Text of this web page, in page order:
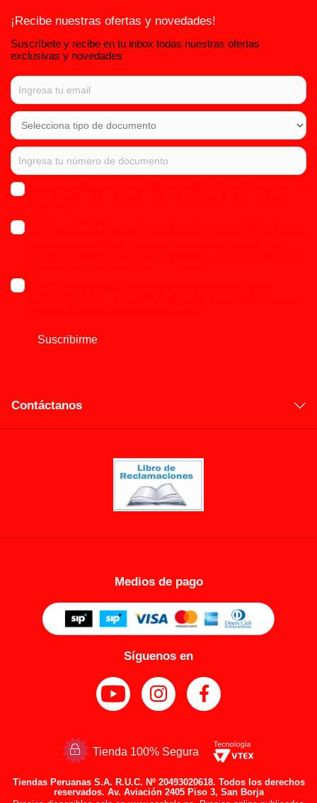
¡Recibe nuestras ofertas y novedades!
Suscríbete y recibe en tu inbox todas nuestras ofertas
exclusivas y novedades
Suscribirme
Contáctanos
Medios de pago
Síguenos en
Tienda 100% Segura
Tiendas Peruanas S.A. R.U.C. Nº 20493020618. Todos los derechos
reservados. Av. Aviación 2405 Piso 3, San Borja